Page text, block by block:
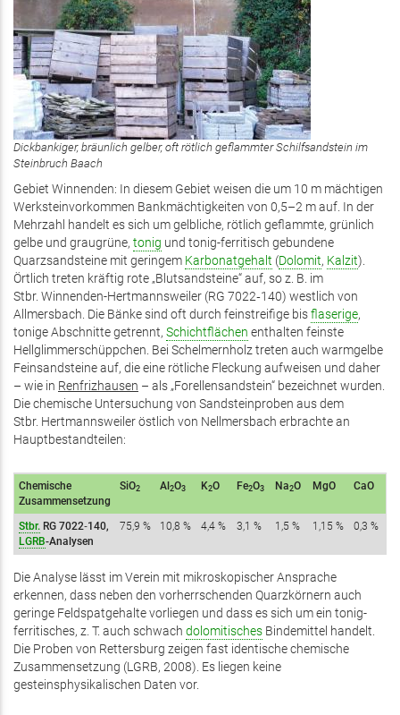
Dickbankiger, bräunlich gelber, oft rötlich geflammter Schilfsandstein im
Steinbruch Baach
Gebiet Winnenden: In diesem Gebiet weisen die um 10 m mächtigen
Werksteinvorkommen Bankmächtigkeiten von 0,5–2 m auf. In der
Mehrzahl handelt es sich um gelbliche, rötlich geflammte, grünlich
gelbe und graugrüne, tonig und tonig-ferritisch gebundene
Quarzsandsteine mit geringem Karbonatgehalt (Dolomit, Kalzit).
Örtlich treten kräftig rote „Blutsandsteine“ auf, so z. B. im
Stbr. Winnenden-Hertmannsweiler (RG 7022‑140) westlich von
Allmersbach. Die Bänke sind oft durch feinstreifige bisflaserige,
tonige Abschnitte getrennt, Schichtflächen enthalten feinste
Hellglimmerschüppchen. Bei Schelmernholz treten auch warmgelbe
Feinsandsteine auf, die eine rötliche Fleckung aufweisen und daher
– wie in Renfrizhausen – als „Forellensandstein“ bezeichnet wurden.
Die chemische Untersuchung von Sandsteinproben aus dem
Stbr. Hertmannsweiler östlich von Nellmersbach erbrachte an
Hauptbestandteilen:
Chemische
Zusammensetzung
SiO2 Al 2O3 K2O Fe2O3 Na2O MgO CaO
Stbr. RG 7022‑140,
LGRB-Analysen
75,9 % 10,8 % 4,4 % 3,1 % 1,5 % 1,15 % 0,3 %
Die Analyse lässt im Verein mit mikroskopischer Ansprache
erkennen, dass neben den vorherrschenden Quarzkörnern auch
geringe Feldspatgehalte vorliegen und dass es sich um ein tonig-
ferritisches, z. T. auch schwach dolomitisches Bindemittel handelt.
Die Proben von Rettersburg zeigen fast identische chemische
Zusammensetzung (LGRB, 2008). Es liegen keine
gesteinsphysikalischen Daten vor.